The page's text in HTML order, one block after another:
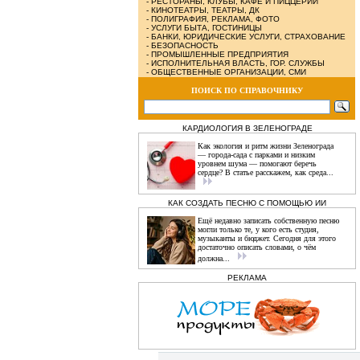
- КИНОТЕАТРЫ, ТЕАТРЫ, ДК
- ПОЛИГРАФИЯ, РЕКЛАМА, ФОТО
- УСЛУГИ БЫТА, ГОСТИНИЦЫ
- БАНКИ, ЮРИДИЧЕСКИЕ УСЛУГИ, СТРАХОВАНИЕ
- БЕЗОПАСНОСТЬ
- ПРОМЫШЛЕННЫЕ ПРЕДПРИЯТИЯ
- ИСПОЛНИТЕЛЬНАЯ ВЛАСТЬ, ГОР. СЛУЖБЫ
- ОБЩЕСТВЕННЫЕ ОРГАНИЗАЦИИ, СМИ
ПОИСК ПО СПРАВОЧНИКУ
КАРДИОЛОГИЯ В ЗЕЛЕНОГРАДЕ
Как экология и ритм жизни Зеленограда
— города‑сада с парками и низким
уровнем шума — помогают беречь
сердце? В статье расскажем, как среда...
КАК СОЗДАТЬ ПЕСНЮ С ПОМОЩЬЮ ИИ
Ещё недавно записать собственную песню
могли только те, у кого есть студия,
музыканты и бюджет. Сегодня для этого
достаточно описать словами, о чём
должна...
РЕКЛАМА